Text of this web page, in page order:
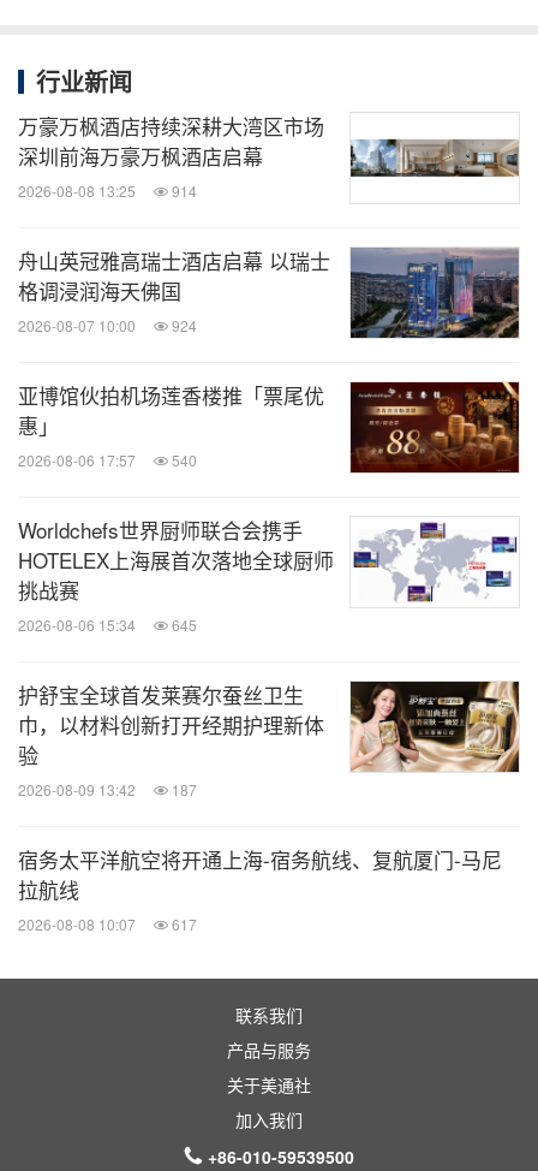
仕丹德酒店（The Standard, Bangkok
Mahanakhon）的总经理。Bernardo卓越的领导力与
深厚的行业积淀，将助力希尔顿NoMad新加坡酒店成
关于NoMad酒店
念，由住客赋予其更多生命力，共同织就一幅富有艺
术气息的生活画卷。NoMad酒店的精髓，蕴于其标志
性的餐饮空间——宏大与私密、古典与烟火气在此交
汇，既盛欢庆，亦容静谧。季节流转、地域风土与团
队的创造力，皆融于每段体验之中。希尔顿NoMad伦
敦酒店是品牌首秀之作，坐落于考文特花园历史悠久
的鲍街治安法院旧址。作为全球领先的酒店管理公司
受其永恒优雅与独特品质。预订难忘之旅，请访问Hil
ton.com
APP，通过官方渠道
预订的荣誉客会会员可享即时礼遇。
关于希尔顿集团
希尔顿集团 (NYSE: HLT) 是国际知名的酒店管理公
司，旗下拥有27个卓越酒店品牌，在全球144个国家
和地区拥有超过9,200家酒店和超过130万间客房。希
尔顿集团一直致力于实现"让世界充满阳光和温暖，
让宾客感受到'热情好客'"的创始愿景，在其百年发展
历程中，为超过40亿宾客提供服务。希尔顿集团在
行业新闻
万豪万枫酒店持续深耕大湾区市场
深圳前海万豪万枫酒店启幕
2026-08-08 13:25 914
舟山英冠雅高瑞士酒店启幕 以瑞士
格调浸润海天佛国
2026-08-07 10:00 924
亚博馆伙拍机场莲香楼推「票尾优
惠」
2026-08-06 17:57 540
Worldchefs世界厨师联合会携手
HOTELEX上海展首次落地全球厨师
挑战赛
2026-08-06 15:34 645
护舒宝全球首发莱赛尔蚕丝卫生
巾，以材料创新打开经期护理新体
验
2026-08-09 13:42 187
宿务太平洋航空将开通上海-宿务航线、复航厦门-马尼
拉航线
2026-08-08 10:07 617
联系我们
产品与服务
关于美通社
加入我们
+86-010-59539500